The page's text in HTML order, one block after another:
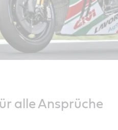
alle Ansprüche